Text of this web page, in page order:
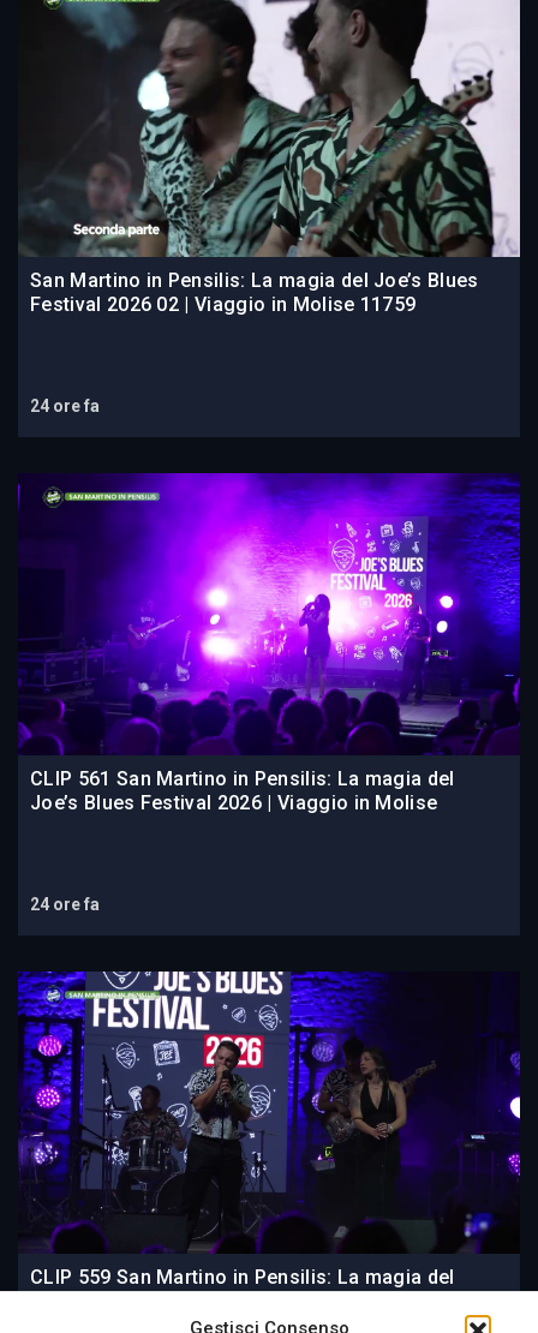
Gestisci Consenso
San Martino in Pensilis: La magia del Joe’s Blues
Festival 2026 02 | Viaggio in Molise 11759
24 ore fa
CLIP 561 San Martino in Pensilis: La magia del
Joe’s Blues Festival 2026 | Viaggio in Molise
24 ore fa
CLIP 559 San Martino in Pensilis: La magia del